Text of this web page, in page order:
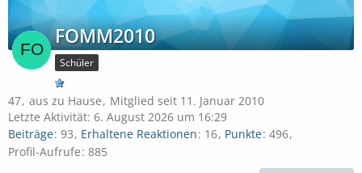
FOMM2010
Schüler
47 aus zu Hause
Mitglied seit 11. Januar 2010
Letzte Aktivität: 6. August 2026 um 16:29
Beiträge 93 Erhaltene Reaktionen 16 Punkte 496
Profil-Aufrufe 885